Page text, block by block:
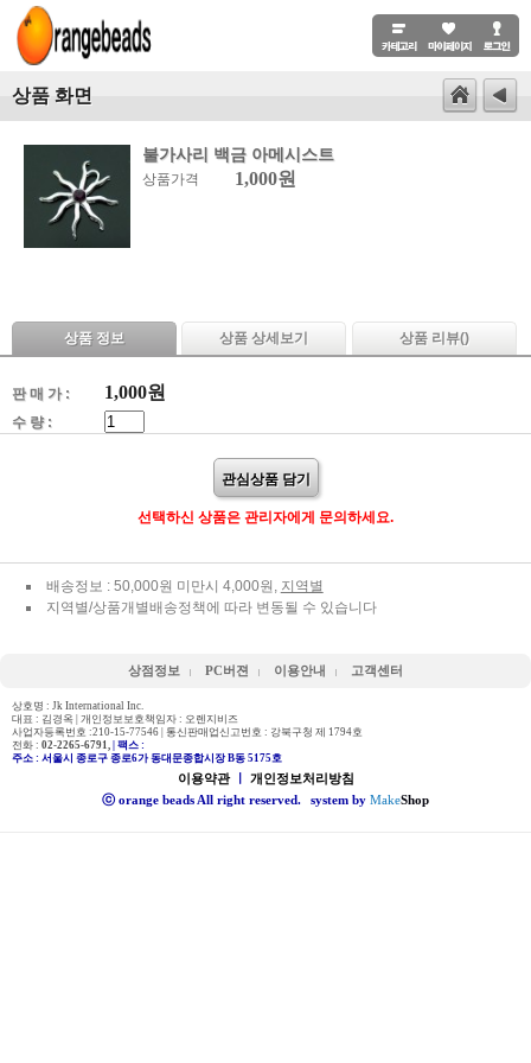
상품 화면
불가사리 백금 아메시스트
상품가격 1,000원
상품 정보 상품 상세보기 상품 리뷰()
판 매 가 : 1,000원
수 량 :
관심상품 담기
선택하신 상품은 관리자에게 문의하세요.
배송정보 : 50,000원 미만시 4,000원, 지역별
지역별/상품개별배송정책에 따라 변동될 수 있습니다
상점정보 PC버젼 이용안내 고객센터
상호명 : Jk International Inc.
대표 : 김경옥 | 개인정보보호책임자 : 오렌지비즈
사업자등록번호 :210-15-77546 | 통신판매업신고번호 : 강북구청 제 1794호
전화 : 02-2265-6791, | 팩스 :
주소 : 서울시 종로구 종로6가 동대문종합시장 B동 5175호
이용약관ㅣ 개인정보처리방침
ⓒ orange beads All right reserved.
system by MakeShop